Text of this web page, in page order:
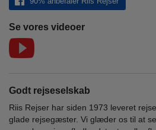
Se vores videoer
Godt rejseselskab
Riis Rejser har siden 1973 leveret
glade rejsegæster. Vi glæder os til at